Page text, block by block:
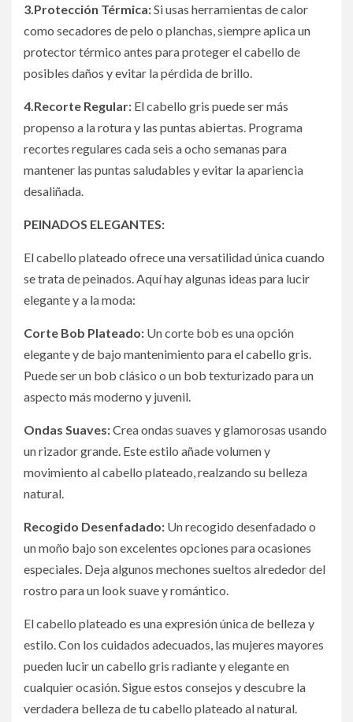
3.Protección Térmica:Si usas herramientas de calor
como secadores de pelo o planchas, siempre aplica un
protector térmico antes para proteger el cabello de
posibles daños y evitar la pérdida de brillo.
4.Recorte Regular: El cabello gris puede ser más
propenso a la rotura y las puntas abiertas. Programa
recortes regulares cada seis a ocho semanas para
mantener las puntas saludables y evitar la apariencia
desaliñada.
PEINADOS ELEGANTES:
El cabello plateado ofrece una versatilidad única cuando
se trata de peinados. Aquí hay algunas ideas para lucir
elegante y a la moda:
Corte Bob Plateado: Un corte bob es una opción
elegante y de bajo mantenimiento para el cabello gris.
Puede ser un bob clásico o un bob texturizado para un
aspecto más moderno y juvenil.
Ondas Suaves:Crea ondas suaves y glamorosas usando
un rizador grande. Este estilo añade volumen y
movimiento al cabello plateado, realzando su belleza
natural.
Recogido Desenfadado: Un recogido desenfadado o
un moño bajo son excelentes opciones para ocasiones
especiales. Deja algunos mechones sueltos alrededor del
rostro para un look suave y romántico.
El cabello plateado es una expresión única de belleza y
estilo. Con los cuidados adecuados, las mujeres mayores
pueden lucir un cabello gris radiante y elegante en
cualquier ocasión. Sigue estos consejos y descubre la
verdadera belleza de tu cabello plateado al natural.